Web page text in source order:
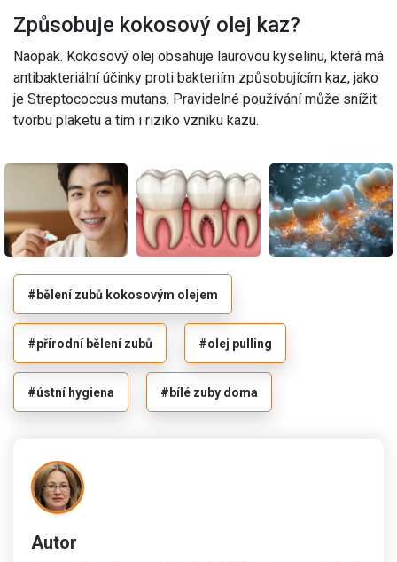
Způsobuje kokosový olej kaz?
Naopak. Kokosový olej obsahuje laurovou kyselinu, která má
antibakteriální účinky proti bakteriím způsobujícím kaz, jako
je Streptococcus mutans. Pravidelné používání může snížit
tvorbu plaketu a tím i riziko vzniku kazu.
#bělení zubů kokosovým olejem
#přírodní bělení zubů #olej pulling
#ústní hygiena #bílé zuby doma
Autor